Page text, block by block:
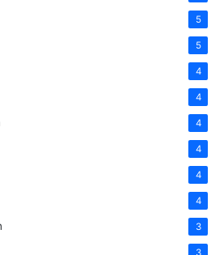
5
5
4
4
4
4
4
4
3
3